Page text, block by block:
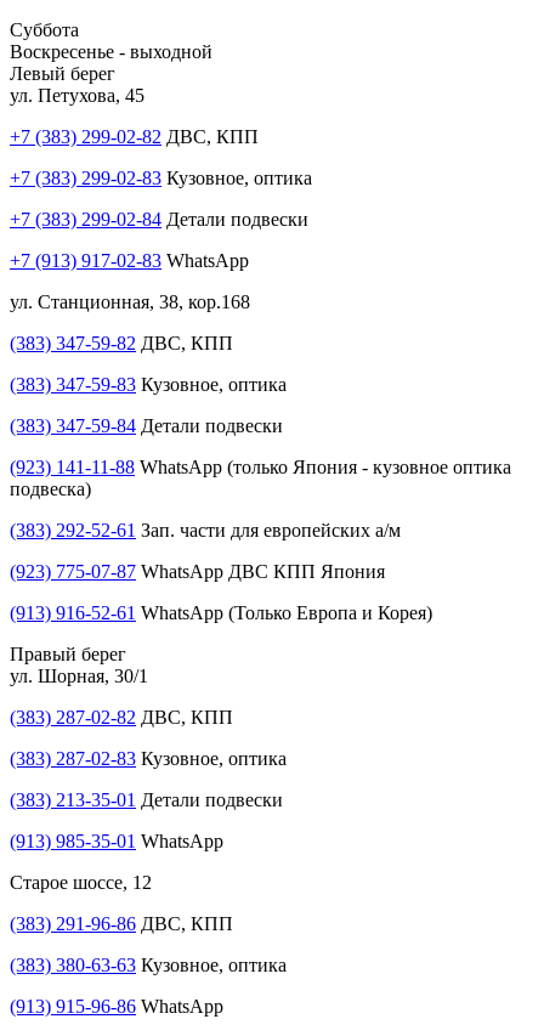
Суббота
Воскресенье - выходной
Левый берег
ул. Петухова, 45
+7 (383) 299-02-82 ДВС, КПП
+7 (383) 299-02-83 Кузовное, оптика
+7 (383) 299-02-84 Детали подвески
+7 (913) 917-02-83 WhatsApp
ул. Станционная, 38, кор.168
(383) 347-59-82 ДВС, КПП
(383) 347-59-83 Кузовное, оптика
(383) 347-59-84 Детали подвески
(923) 141-11-88 WhatsApp (только Япония - кузовное оптика
подвеска)
(383) 292-52-61 Зап. части для европейских а/м
(923) 775-07-87 WhatsApp ДВС КПП Япония
(913) 916-52-61 WhatsApp (Только Европа и Корея)
Правый берег
ул. Шорная, 30/1
(383) 287-02-82 ДВС, КПП
(383) 287-02-83 Кузовное, оптика
(383) 213-35-01 Детали подвески
(913) 985-35-01 WhatsApp
Старое шоссе, 12
(383) 291-96-86 ДВС, КПП
(383) 380-63-63 Кузовное, оптика
(913) 915-96-86 WhatsApp